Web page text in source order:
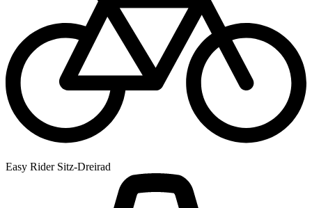
Easy Rider Sitz-Dreirad